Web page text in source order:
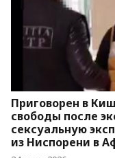
Приговорен в
свободы после
сексуальную
из Ниспорени в